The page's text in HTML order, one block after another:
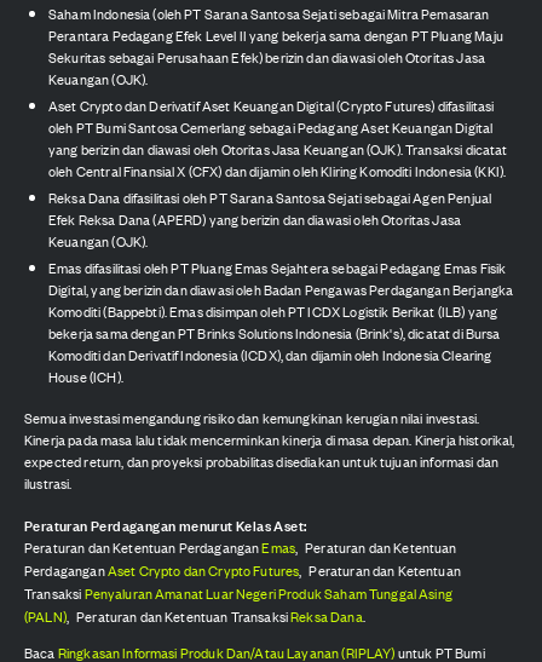
Saham Indonesia (oleh PT Sarana Santosa Sejati sebagai Mitra Pemasaran
Perantara Pedagang Efek Level II yang bekerja sama dengan PT Pluang Maju
Sekuritas sebagai Perusahaan Efek) berizin dan diawasi oleh Otoritas Jasa
Keuangan (OJK).
Aset Crypto dan Derivatif Aset Keuangan Digital (Crypto Futures) difasilitasi
oleh PT Bumi Santosa Cemerlang sebagai Pedagang Aset Keuangan Digital
yang berizin dan diawasi oleh Otoritas Jasa Keuangan (OJK). Transaksi dicatat
oleh Central Finansial X (CFX) dan dijamin oleh Kliring Komoditi Indonesia (KKI).
Reksa Dana difasilitasi oleh PT Sarana Santosa Sejati sebagai Agen Penjual
Efek Reksa Dana (APERD) yang berizin dan diawasi oleh Otoritas Jasa
Keuangan (OJK).
Emas difasilitasi oleh PT Pluang Emas Sejahtera sebagai Pedagang Emas Fisik
Digital, yang berizin dan diawasi oleh Badan Pengawas Perdagangan Berjangka
Komoditi (Bappebti). Emas disimpan oleh PT ICDX Logistik Berikat (ILB) yang
bekerja sama dengan PT Brinks Solutions Indonesia (Brink's), dicatat di Bursa
Komoditi dan Derivatif Indonesia (ICDX), dan dijamin oleh Indonesia Clearing
House (ICH).
Semua investasi mengandung risiko dan kemungkinan kerugian nilai investasi.
Kinerja pada masa lalu tidak mencerminkan kinerja di masa depan. Kinerja historikal,
expected return, dan proyeksi probabilitas disediakan untuk tujuan informasi dan
ilustrasi.
Peraturan Perdagangan menurut Kelas Aset:
Peraturan dan Ketentuan PerdaganganEmas, Peraturan dan Ketentuan
PerdaganganAset Crypto dan Crypto Futures, Peraturan dan Ketentuan
TransaksiPenyaluran Amanat Luar Negeri Produk Saham Tunggal Asing
(PALN), Peraturan dan Ketentuan TransaksiReksa Dana.
BacaRingkasan Informasi Produk Dan/Atau Layanan (RIPLAY)untuk PT Bumi